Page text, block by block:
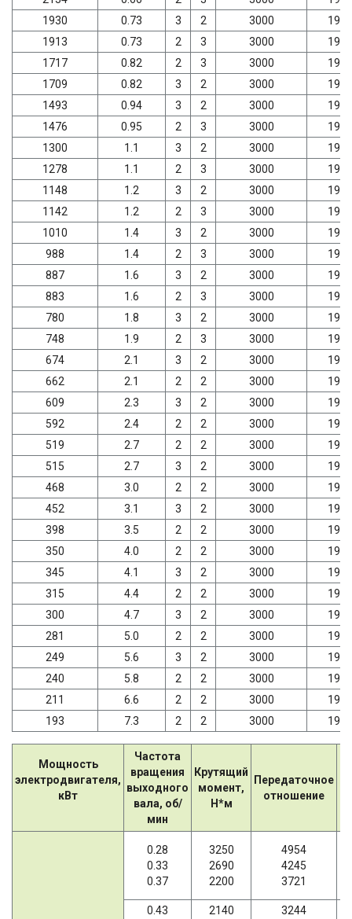
1930
0.73 3 2 3000
1913
0.73 2 3 3000
1717
0.82 2 3 3000
1709
0.82 3 2 3000
1493
0.94 3 2 3000
1476
0.95 2 3 3000
1300
1.1 3 2 3000
1278
1.1 2 3 3000
1148
1.2 3 2 3000
1142
1.2 2 3 3000
1010
1.4 3 2 3000
988
1.4 2 3 3000
887
1.6 3 2 3000
883
1.6 2 3 3000
780
1.8 3 2 3000
748
1.9 2 3 3000
674
2.1 3 2 3000
662
2.1 2 2 3000
609
2.3 3 2 3000
592
2.4 2 2 3000
519
2.7 2 2 3000
515
2.7 3 2 3000
468
3.0 2 2 3000
452
3.1 3 2 3000
398
3.5 2 2 3000
350
4.0 2 2 3000
345
4.1 3 2 3000
315
4.4 2 2 3000
300
4.7 3 2 3000
281
5.0 2 2 3000
249
5.6 3 2 3000
240
5.8 2 2 3000
211
6.6 2 2 3000
193
7.3 2 2 3000
Мощность
электродвигателя,
кВт
Частота
вращения
выходного
вала, об/
мин
Крутящий
момент,
Н*м
Передаточное
отношение
0.28
0.33
0.37
3250
2690
2200
4954
4245
3721
0.43
2140
3244